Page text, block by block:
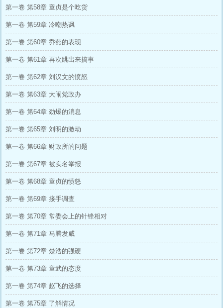
第一卷 第58章 童贞是个吃货
第一卷 第59章 冷嘲热讽
第一卷 第60章 乔燕的表现
第一卷 第61章 再次跳出来搞事
第一卷 第62章 刘汉文的愤怒
第一卷 第63章 大闹党政办
第一卷 第64章 劲爆的消息
第一卷 第65章 刘明的激动
第一卷 第66章 财政所的问题
第一卷 第67章 被实名举报
第一卷 第68章 童贞的愤怒
第一卷 第69章 接手调查
第一卷 第70章 常委会上的针锋相对
第一卷 第71章 马腾发威
第一卷 第72章 楚浩的强硬
第一卷 第73章 童武的态度
第一卷 第74章 赵飞的选择
第一卷 第75章 了解情况